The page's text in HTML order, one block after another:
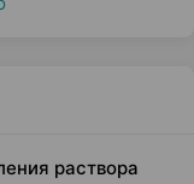
раствора